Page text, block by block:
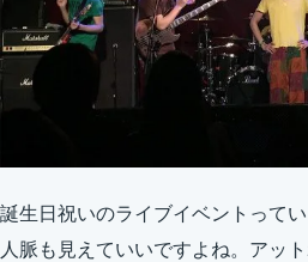
誕生日祝いのライブイベントって
人脈も見えていいですよね。アッ